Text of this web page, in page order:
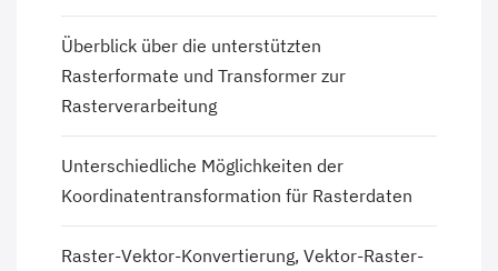
Überblick über die unterstützten
Rasterformate und Transformer zur
Rasterverarbeitung
Unterschiedliche Möglichkeiten der
Koordinatentransformation für Rasterdaten
Raster-Vektor-Konvertierung, Vektor-Raster-